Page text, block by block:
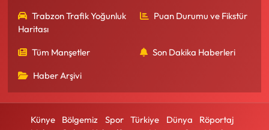
Trabzon Trafik Yoğunluk
Haritası
Puan Durumu ve Fikstür
Tüm Manşetler Son Dakika Haberleri
Haber Arşivi
Künye Bölgemiz Spor Türkiye Dünya
Röportaj